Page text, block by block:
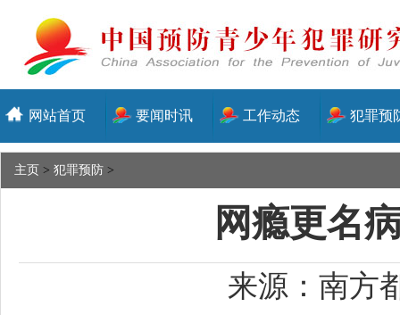
网站首页 要闻时讯 工作动态 犯罪预
主页 > 犯罪预防 >
网瘾更名
来源：南方